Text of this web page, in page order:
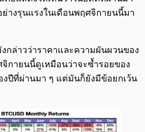
างรุนแรงในเดือนพฤศจิกายนนี้มา
กล่าวว่าราคาและความผันผวนของ
จิกายนนี้ดูเหมือนว่าจะซ้ำรอยของ
งปีที่ผ่านมา ๆ แต่มันก็ยังมีข้อยกเว้น